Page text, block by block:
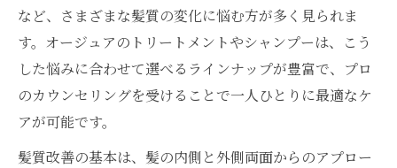
など、さまざまな髪質の変化に悩む方が多く見られま
す。オージュアのトリートメントやシャンプーは、こう
した悩みに合わせて選べるラインナップが豊富で、プロ
のカウンセリングを受けることで一人ひとりに最適なケ
アが可能です。
髪質改善の基本は、髪の内側と外側両面からのアプロー